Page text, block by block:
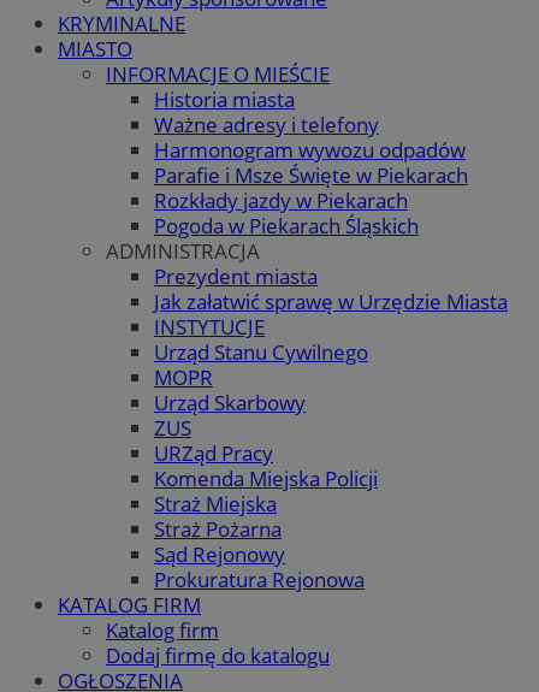
KRYMINALNE
MIASTO
INFORMACJE O MIEŚCIE
Historia miasta
Ważne adresy i telefony
Harmonogram wywozu odpadów
Parafie i Msze Święte w Piekarach
Rozkłady jazdy w Piekarach
Pogoda w Piekarach Śląskich
ADMINISTRACJA
Prezydent miasta
Jak załatwić sprawę w Urzędzie Miasta
INSTYTUCJE
Urząd Stanu Cywilnego
MOPR
Urząd Skarbowy
ZUS
URZąd Pracy
Komenda Miejska Policji
Straż Miejska
Straż Pożarna
Sąd Rejonowy
Prokuratura Rejonowa
KATALOG FIRM
Katalog firm
Dodaj firmę do katalogu
OGŁOSZENIA